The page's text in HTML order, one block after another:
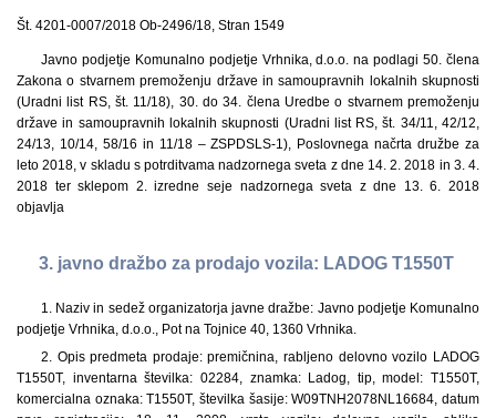
Št. 4201-0007/2018 Ob-2496/18, Stran 1549
Javno podjetje Komunalno podjetje Vrhnika, d.o.o. na podlagi 50. člena
Zakona o stvarnem premoženju države in samoupravnih lokalnih skupnosti
(Uradni list RS, št. 11/18), 30. do 34. člena Uredbe o stvarnem premoženju
države in samoupravnih lokalnih skupnosti (Uradni list RS, št. 34/11, 42/12,
24/13, 10/14, 58/16 in 11/18 – ZSPDSLS-1), Poslovnega načrta družbe za
leto 2018, v skladu s potrditvama nadzornega sveta z dne 14. 2. 2018 in 3. 4.
2018 ter sklepom 2. izredne seje nadzornega sveta z dne 13. 6. 2018
objavlja
3. javno dražbo za prodajo vozila: LADOG T1550T
1. Naziv in sedež organizatorja javne dražbe: Javno podjetje Komunalno
podjetje Vrhnika, d.o.o., Pot na Tojnice 40, 1360 Vrhnika.
2. Opis predmeta prodaje: premičnina, rabljeno delovno vozilo LADOG
T1550T, inventarna številka: 02284, znamka: Ladog, tip, model: T1550T,
komercialna oznaka: T1550T, številka šasije: W09TNH2078NL16684, datum